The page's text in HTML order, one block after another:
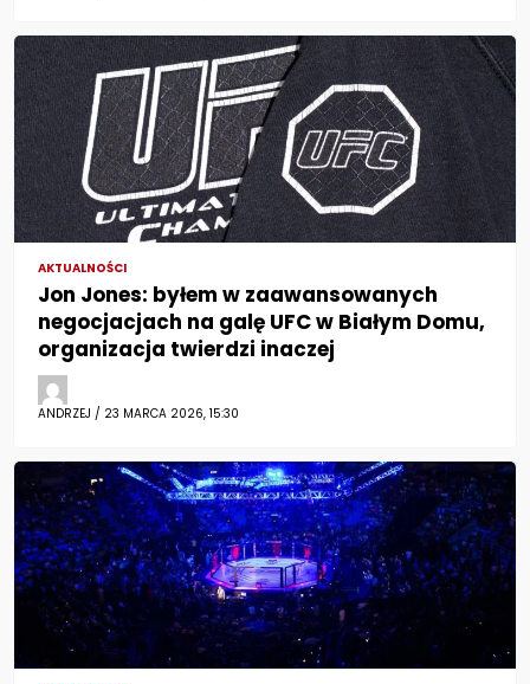
AKTUALNOŚCI
Jon Jones: byłem w zaawansowanych
negocjacjach na galę UFC w Białym Domu,
organizacja twierdzi inaczej
ANDRZEJ / 23 MARCA 2026, 15:30